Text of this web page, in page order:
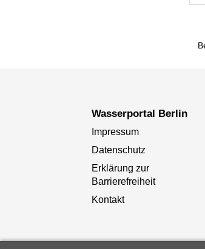
Wasserportal Berlin
Impressum
Datenschutz
Erklärung zur
Barrierefreiheit
Kontakt